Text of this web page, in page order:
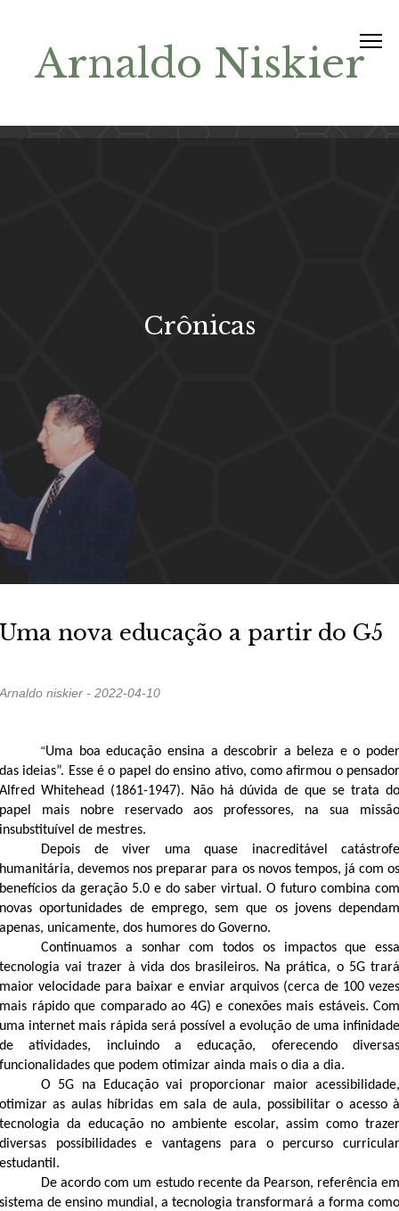
Arnaldo Niskier
Crônicas
Uma nova educação a partir do G5
Arnaldo niskier - 2022-04-10
“Uma boa educação ensina a descobrir a beleza e o poder
das ideias”. Esse é o papel do ensino ativo, como afirmou o pensador
Alfred Whitehead (1861-1947). Não há dúvida de que se trata do
papel mais nobre reservado aos professores, na sua missão
insubstituível de mestres.
Depois de viver uma quase inacreditável catástrofe
humanitária, devemos nos preparar para os novos tempos, já com os
benefícios da geração 5.0 e do saber virtual. O futuro combina com
novas oportunidades de emprego, sem que os jovens dependam
apenas, unicamente, dos humores do Governo.
Continuamos a sonhar com todos os impactos que essa
tecnologia vai trazer à vida dos brasileiros. Na prática, o 5G trará
maior velocidade para baixar e enviar arquivos (cerca de 100 vezes
mais rápido que comparado ao 4G) e conexões mais estáveis. Com
uma internet mais rápida será possível a evolução de uma infinidade
de atividades, incluindo a educação,
oferecendo
funcionalidades que podem otimizar ainda mais o dia a dia.
O 5G na Educação vai proporcionar maior acessibilidade,
otimizar as aulas híbridas em sala de aula, possibilitar o acesso à
tecnologia da educação no ambiente escolar, assim como trazer
diversas possibilidades e vantagens para o percurso curricular
estudantil.
De acordo com um estudo recente da Pearson, referência em
sistema de ensino mundial, a tecnologia transformará a forma como